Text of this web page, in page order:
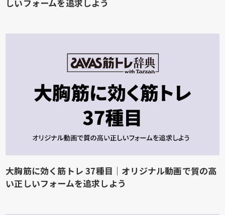
しいフォームを追求しよう
大胸筋に効く筋トレ 37種目｜オリジナル動画で質の高
い正しいフォームを追求しよう